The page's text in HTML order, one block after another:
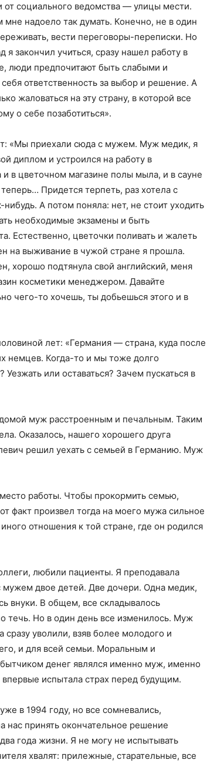
от социального ведомства — улицы мести.
надоело так думать. Конечно, не в один
вести переговоры-переписки. Но
я закончил учиться, сразу нашел работу в
люди предпочитают быть слабыми и
ответственность за выбор и решение. А
жаловаться на эту страну, в которой все
о себе позаботиться».
«Мы приехали сюда с мужем. Муж медик, я
диплом и устроился на работу в
и в цветочном магазине полы мыла, и в сауне
Придется терпеть, раз хотела с
А потом поняла: нет, не стоит уходить
необходимые экзамены и быть
Естественно, цветочки поливать и жалеть
на выживание в чужой стране я прошла.
хорошо подтянула свой английский, меня
косметики менеджером. Давайте
чего-то хочешь, ты добьешься этого и в
лет: «Германия — страна, куда после
немцев. Когда-то и мы тоже долго
или оставаться? Зачем пускаться в
муж расстроенным и печальным. Таким
Оказалось, нашего хорошего друга
решил уехать с семьей в Германию. Муж
работы. Чтобы прокормить семью,
факт произвел тогда на моего мужа сильное
отношения к той стране, где он родился
любили пациенты. Я преподавала
мужем двое детей. Две дочери. Одна медик,
внуки. В общем, все складывалось
течь. Но в один день все изменилось. Муж
уволили, взяв более молодого и
и для всей семьи. Моральным и
денег являлся именно муж, именно
испытала страх перед будущим.
в 1994 году, но все сомневались,
нас принять окончательное решение
года жизни. Я не могу не испытывать
хвалят: прилежные, старательные, все